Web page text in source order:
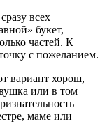
всех
букет,
частей. К
с пожеланием.
вариант хорош,
или в том
маме или